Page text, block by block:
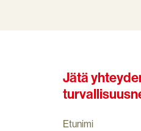
Jätä
Etunimi